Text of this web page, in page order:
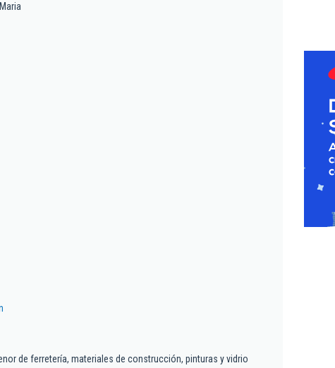
de ferretería, materiales de construcción, pinturas y vidrio